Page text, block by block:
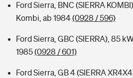
Ford Sierra, BNC (SIERRA
Kombi, ab 1984(0928 / 596)
Ford Sierra, GBC (SIERRA), 85
1985(0928 / 601)
Ford Sierra, GB 4 (SIERRA